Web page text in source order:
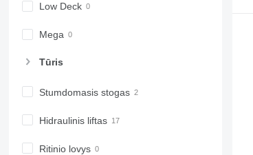
Low Deck
Mega
Tūris
Stumdomasis stogas
Hidraulinis liftas
Ritinio lovys